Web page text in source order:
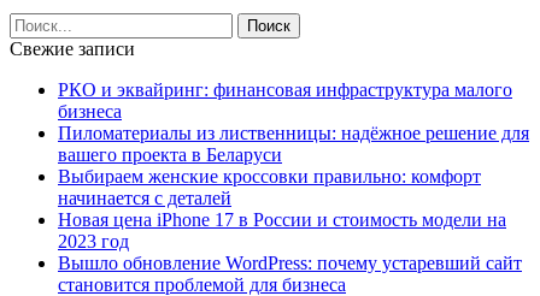
Свежие записи
РКО и эквайринг: финансовая инфраструктура малого
бизнеса
Пиломатериалы из лиственницы: надёжное решение для
вашего проекта в Беларуси
Выбираем женские кроссовки правильно: комфорт
начинается с деталей
Новая цена iPhone 17 в России и стоимость модели на
2023 год
Вышло обновление WordPress: почему устаревший сайт
становится проблемой для бизнеса